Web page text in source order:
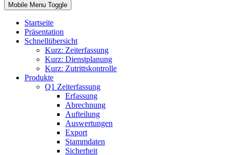
Mobile Menu Toggle
Startseite
Präsentation
Schnellübersicht
Kurz: Zeiterfassung
Kurz: Dienstplanung
Kurz: Zutrittskontrolle
Produkte
Q1 Zeiterfassung
Erfassung
Abrechnung
Aufteilung
Auswertungen
Export
Stammdaten
Sicherheit